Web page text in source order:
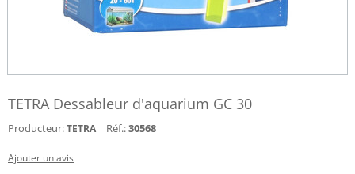
TETRA Dessableur d'aquarium GC 30
Producteur:TETRA Réf.:30568
Ajouter un avis